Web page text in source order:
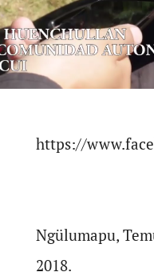
https://
Ngülumapu,
2018.